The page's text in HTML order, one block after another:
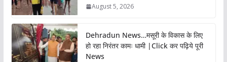
August 5, 2026
Dehradun News…मसूरी के विकास के लिए
हो रहा निरंतर कामः धामी |Click कर पढ़िये पूरी
News